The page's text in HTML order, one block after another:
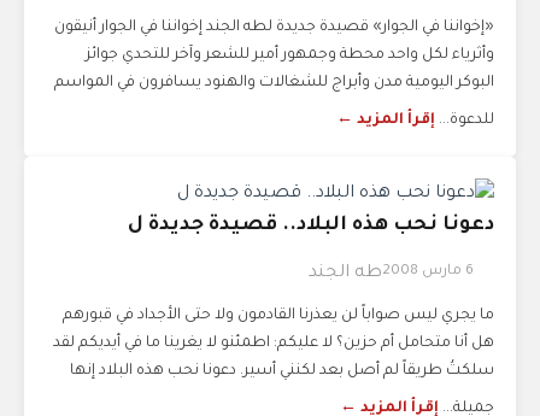
«إخواننا في الجوار» قصيدة جديدة لطه الجند إخواننا في الجوار أنيقون
وأثرياء لكل واحد محطة وجمهور أمير للشعر وآخر للتحدي جوائز
البوكر اليومية مدن وأبراج للشغالات والهنود يسافرون في المواسم
للدعوة... إقرأ المزيد ←
دعونا نحب هذه البلاد.. قصيدة جديدة ل
6 مارس 2008 طه الجند
ما يجري ليس صواباً لن يعذرنا القادمون ولا حتى الأجداد في قبورهم
هل أنا متحامل أم حزين؟ لا عليكم: اطمئنو لا يغرينا ما في أيديكم لقد
سلكتُ طريقاً لم أصل بعد لكنني أسير. دعونا نحب هذه البلاد إنها
جميلة... إقرأ المزيد ←